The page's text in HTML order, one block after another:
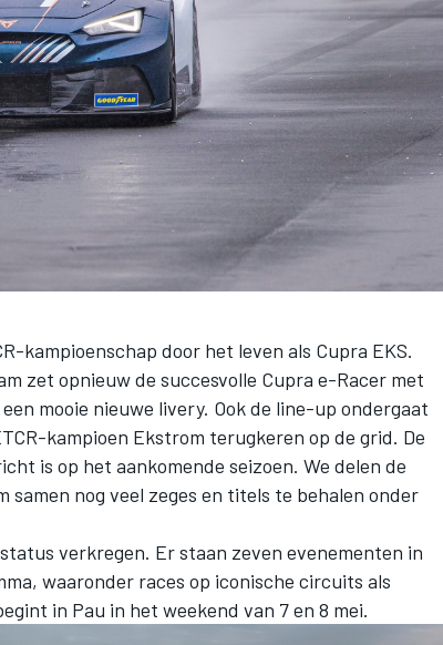
kampioenschap door het leven als Cupra EKS.
zet opnieuw de succesvolle Cupra e-Racer met
mooie nieuwe livery. Ook de line-up ondergaat
kampioen Ekstrom terugkeren op de grid. De
is op het aankomende seizoen. We delen de
samen nog veel zeges en titels te behalen onder
verkregen. Er staan zeven evenementen in
waaronder races op iconische circuits als
in Pau in het weekend van 7 en 8 mei.